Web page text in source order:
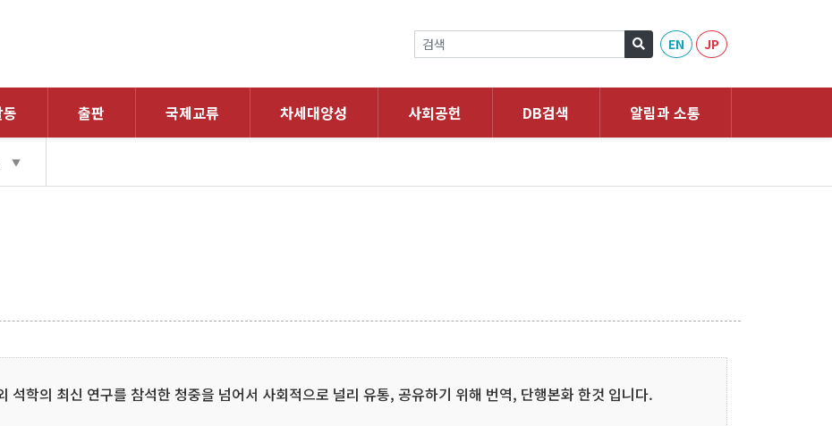
EN JP
출판 국제교류 차세대양성 사회공헌 DB검색 알림과 소통
▼
석학의 최신 연구를 참석한 청중을 넘어서 사회적으로 널리 유통, 공유하기 위해 번역, 단행본화 한것 입니다.